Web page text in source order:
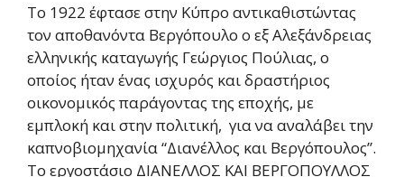
Το 1922 έφτασε στην Κύπρο αντικαθιστώντας
τον αποθανόντα Βεργόπουλο ο εξ Αλεξάνδρειας
ελληνικής καταγωγής Γεώργιος Πούλιας, ο
οποίος ήταν ένας ισχυρός και δραστήριος
οικονομικός παράγοντας της εποχής, με
εμπλοκή και στην πολιτική, για να αναλάβει την
καπνοβιομηχανία “Διανέλλος και Βεργόπουλος”.
Το εργοστάσιο ΔΙΑΝΕΛΛΟΣ ΚΑΙ ΒΕΡΓΟΠΟΥΛΛΟΣ